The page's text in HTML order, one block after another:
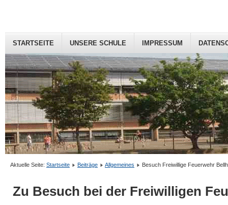
STARTSEITE UNSERE SCHULE IMPRESSUM
Aktuelle Seite: Startseite Beiträge Allgemeines Besuch Freiwillige Feuerwehr
Zu Besuch bei der Freiwilligen